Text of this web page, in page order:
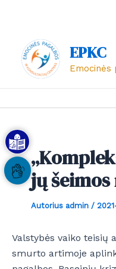
EPKC
jų
Autorius admin /
Valstybės vaiko teisių
smurto artimoje